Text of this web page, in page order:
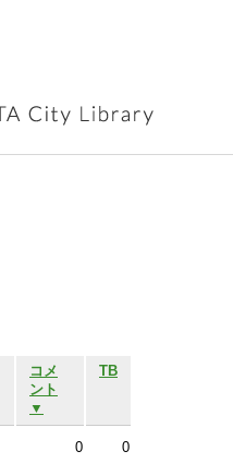
コメ
ント
▼
TB
0 0